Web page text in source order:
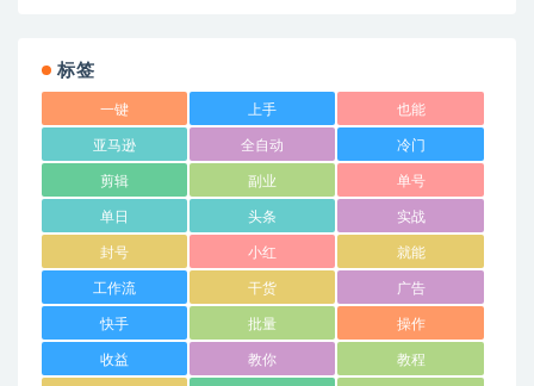
标签
一键 上手 也能
亚马逊 全自动 冷门
剪辑 副业 单号
单日 头条 实战
封号 小红 就能
工作流 干货 广告
快手 批量 操作
收益 教你 教程